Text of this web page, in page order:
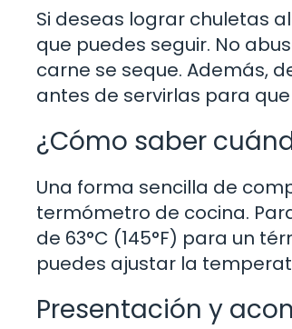
Si deseas lograr chuletas
que puedes seguir. No
carne se seque. Además,
antes de servirlas para
¿Cómo saber
Una forma sencilla de
termómetro de cocina.
de 63°C (145°F) para un
puedes ajustar la
Presentación y